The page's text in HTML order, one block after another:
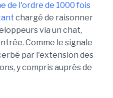
de l'ordre de 1000 fois
chargé de raisonner
via un chat,
Comme le signale
par l'extension des
y compris auprès de